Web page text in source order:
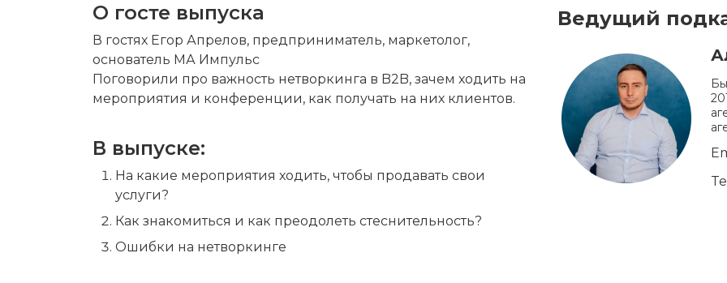
О госте выпуска
В гостях Егор Апрелов, предприниматель, маркетолог,
основатель МА Импульс
Поговорили про важность нетворкинга в B2B, зачем ходить на
мероприятия и конференции, как получать на них клиентов.
В выпуске:
На какие мероприятия ходить, чтобы продавать свои
услуги?
Как знакомиться и как преодолеть стеснительность?
Ошибки на нетворкинге
Ведущий